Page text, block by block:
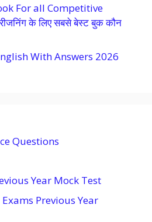
For all Competitive
के लिए सबसे बेस्ट बुक कौन
With Answers 2026
Questions
Year Mock Test
Previous Year